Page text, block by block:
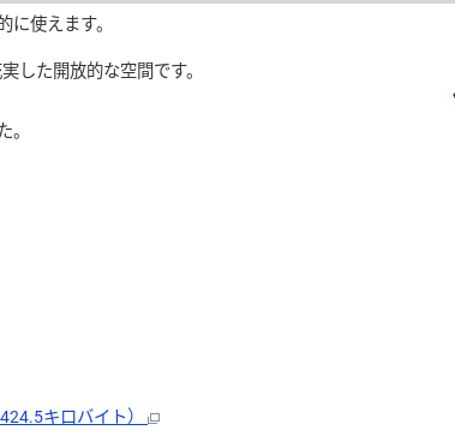
使えます。
した開放的な空間です。
キロバイト）